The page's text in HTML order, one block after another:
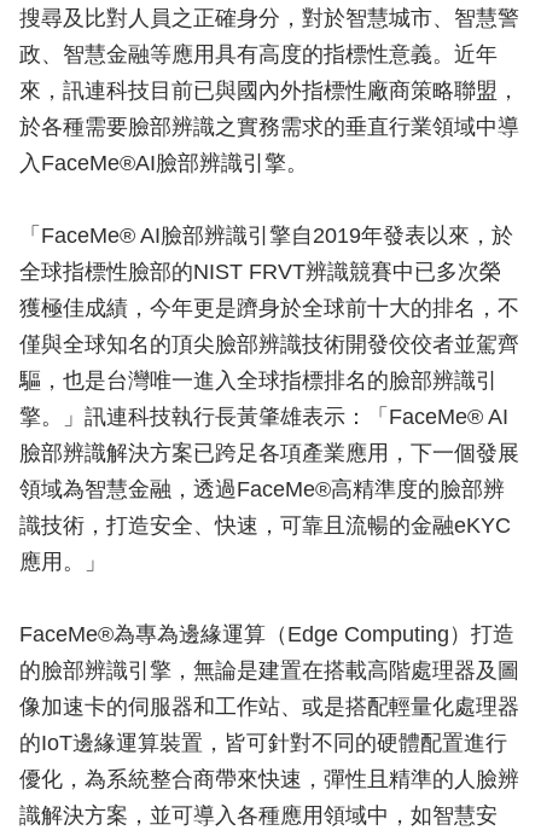
搜尋及比對人員之正確身分，對於智慧城市、智慧警
政、智慧金融等應用具有高度的指標性意義。近年
來，訊連科技目前已與國內外指標性廠商策略聯盟，
於各種需要臉部辨識之實務需求的垂直行業領域中導
入FaceMe®AI臉部辨識引擎。
「FaceMe® AI臉部辨識引擎自2019年發表以來，於
全球指標性臉部的NIST FRVT辨識競賽中已多次榮
獲極佳成績，今年更是躋身於全球前十大的排名，不
僅與全球知名的頂尖臉部辨識技術開發佼佼者並駕齊
驅，也是台灣唯一進入全球指標排名的臉部辨識引
擎。」訊連科技執行長黃肇雄表示：「FaceMe® AI
臉部辨識解決方案已跨足各項產業應用，下一個發展
領域為智慧金融，透過FaceMe®高精準度的臉部辨
識技術，打造安全、快速，可靠且流暢的金融eKYC
應用。」
FaceMe®為專為邊緣運算（Edge Computing）打造
的臉部辨識引擎，無論是建置在搭載高階處理器及圖
像加速卡的伺服器和工作站、或是搭配輕量化處理器
的IoT邊緣運算裝置，皆可針對不同的硬體配置進行
優化，為系統整合商帶來快速，彈性且精準的人臉辨
識解決方案，並可導入各種應用領域中，如智慧安